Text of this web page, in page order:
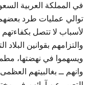
في المملكة العربية
توالي عمليات طرد بعضهم
لأسباب لا تتصل
والتزامهم بقوانين
ويسهموا في نهضتها،
وانهم ــ بغالبيتهم